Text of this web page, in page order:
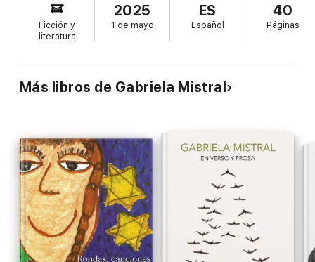
natales, la tierra campesina y las riquezas vivas de los pueblos
americanos. Poesía, en consecuencia, que va de lo legendario a
lo mágico y a lo cósmico.
Ficción y
literatura
2025
1 de mayo
ES
Español
40
Páginas
Más libros de Gabriela Mistral